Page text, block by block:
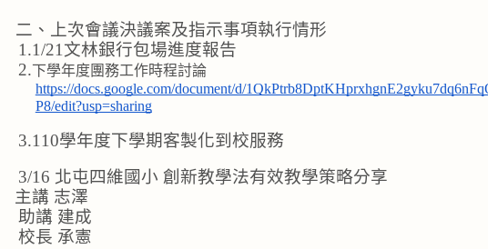
二、上次會議決議案及指示事項執行情形
1.1/21文林銀行包場進度報告
2.下學年度團務工作時程討論
https://docs.google.com/document/d/
P8/edit?usp=sharing
3.110學年度下學期客製化到校服務
3/16 北屯四維國小 創新教學法有效教學策略分享
主講 志澤
助講 建成
校長 承憲